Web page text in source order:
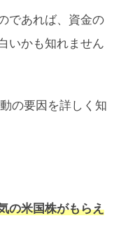
であれば、資金の
いかも知れません
の要因を詳しく知
の米国株がもらえ